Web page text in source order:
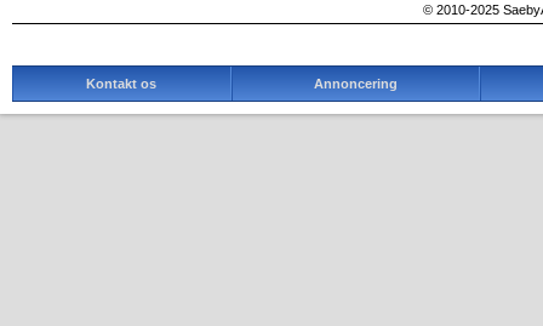
© 2010-2025
Kontakt os Annoncering